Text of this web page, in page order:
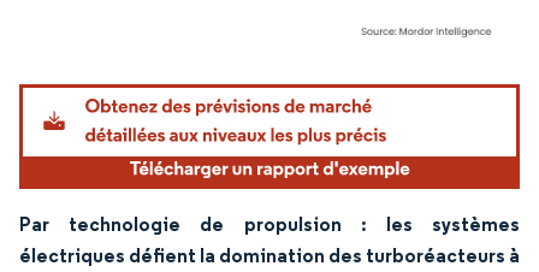
Image © Mordor Intelligence. La réutilisation nécessite une attribution sous CC BY
Par technologie de propulsion : les systèmes
électriques défient la domination des turboréacteurs à